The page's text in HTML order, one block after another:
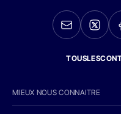
MIEUX NOUS CONNAITRE